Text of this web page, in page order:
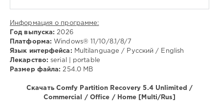
Информация о программе:
Год выпуска: 2026
Платформа: Windows® 11/10/8.1/8/7
Язык интерфейса: Multilanguage / Русский / English
Лекарство: serial | portable
Размер файла: 254.0 MB
Скачать Comfy Partition Recovery 5.4 Unlimited /
Commercial / Office / Home [Multi/Rus]